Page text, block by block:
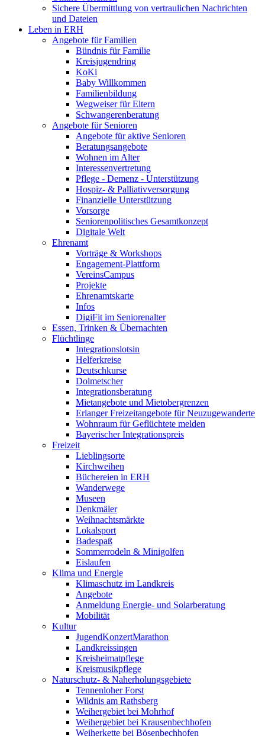
Sichere Übermittlung von vertraulichen Nachrichten
und Dateien
Leben in ERH
Angebote für Familien
Bündnis für Familie
Kreisjugendring
KoKi
Baby Willkommen
Familienbildung
Wegweiser für Eltern
Schwangerenberatung
Angebote für Senioren
Angebote für aktive Senioren
Beratungsangebote
Wohnen im Alter
Interessenvertretung
Pflege - Demenz - Unterstützung
Hospiz- & Palliativversorgung
Finanzielle Unterstützung
Vorsorge
Seniorenpolitisches Gesamtkonzept
Digitale Welt
Ehrenamt
Vorträge & Workshops
Engagement-Plattform
VereinsCampus
Projekte
Ehrenamtskarte
Infos
DigiFit im Seniorenalter
Essen, Trinken & Übernachten
Flüchtlinge
Integrationslotsin
Helferkreise
Deutschkurse
Dolmetscher
Integrationsberatung
Mietangebote und Mietobergrenzen
Erlanger Freizeitangebote für Neuzugewanderte
Wohnraum für Geflüchtete melden
Bayerischer Integrationspreis
Freizeit
Lieblingsorte
Kirchweihen
Büchereien in ERH
Wanderwege
Museen
Denkmäler
Weihnachtsmärkte
Lokalsport
Badespaß
Sommerrodeln & Minigolfen
Eislaufen
Klima und Energie
Klimaschutz im Landkreis
Angebote
Anmeldung Energie- und Solarberatung
Mobilität
Kultur
JugendKonzertMarathon
Landkreissingen
Kreisheimatpflege
Kreismusikpflege
Naturschutz- & Naherholungsgebiete
Tennenloher Forst
Wildnis am Rathsberg
Weihergebiet bei Mohrhof
Weihergebiet bei Krausenbechhofen
Weiherkette bei Bösenbechhofen